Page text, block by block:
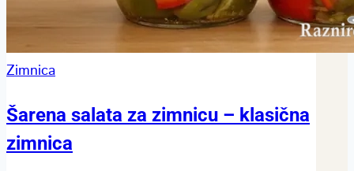
Zimnica
Šarena salata za zimnicu – klasična
zimnica